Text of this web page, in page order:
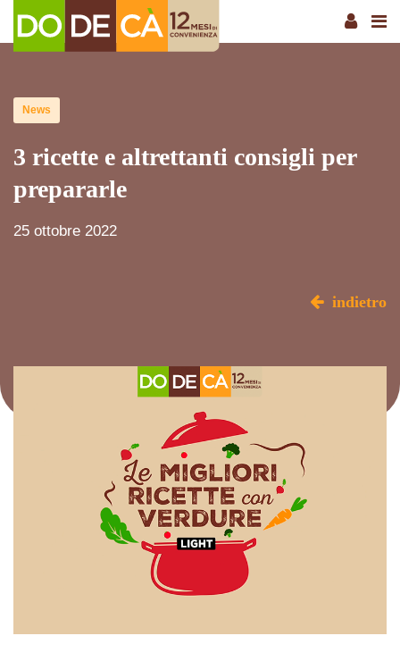
News
3 ricette e altrettanti consigli per
prepararle
25 ottobre 2022
indietro